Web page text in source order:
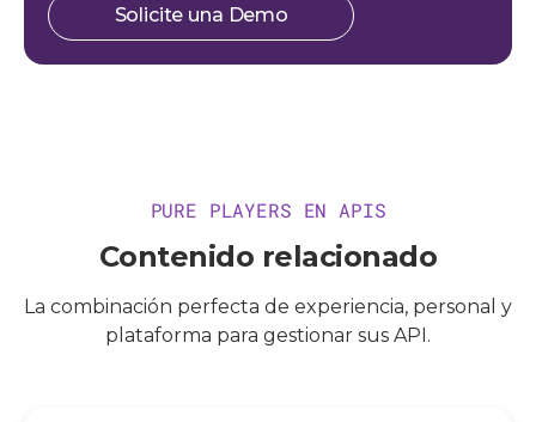
Solicite una Demo
PURE PLAYERS EN APIS
Contenido relacionado
La combinación perfecta de experiencia, personal y
plataforma para gestionar sus API.